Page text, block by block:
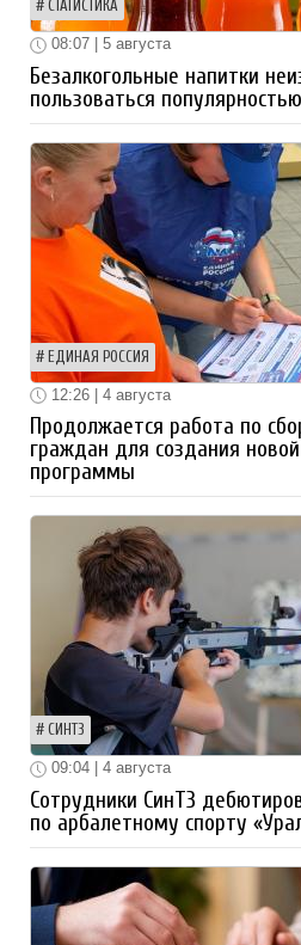
СТАТИСТИКА
08:07 | 5 августа
Безалкогольные напитки
пользоваться популярностью
ЕДИНАЯ РОССИЯ
12:26 | 4 августа
Продолжается работа по
граждан для создания
программы
СИНТЗ
09:04 | 4 августа
Сотрудники СинТЗ
по арбалетному спорту